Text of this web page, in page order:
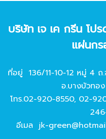
บริษัท เจ เค กรีน โป
แผ่นก
ที่อยู่ 136/11-10-12 หมู่ 4
อ.บางบัวทอง
โทร.02-920-8550, 02-
อีเมล jk-